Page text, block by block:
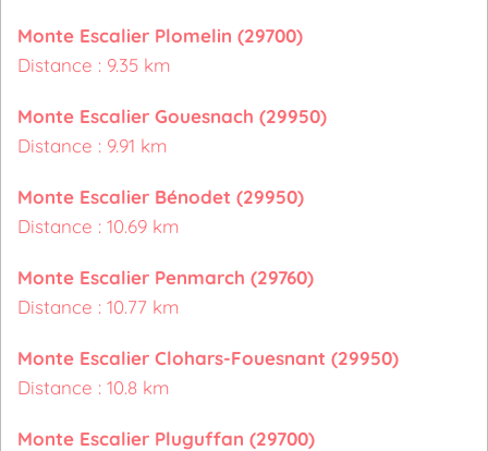
Monte Escalier Plomelin (29700)
Distance : 9.35 km
Monte Escalier Gouesnach (29950)
Distance : 9.91 km
Monte Escalier Bénodet (29950)
Distance : 10.69 km
Monte Escalier Penmarch (29760)
Distance : 10.77 km
Monte Escalier Clohars-Fouesnant (29950)
Distance : 10.8 km
Monte Escalier Pluguffan (29700)